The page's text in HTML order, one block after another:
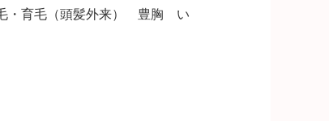
・育毛（頭髪外来） 豊胸 い